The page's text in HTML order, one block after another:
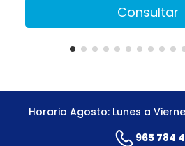
Consultar
Horario Agosto: Lunes a
965 784